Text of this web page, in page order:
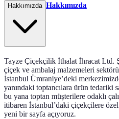
Hakkımızda Hakkımızda
Tayze Çiçekçilik İthalat İhracat Ltd.
çiçek ve ambalaj malzemeleri
İstanbul Ümraniye’deki
yanındaki toptancılara ürün tedariki
bu yana toptan müşterilere odaklı
itibaren İstanbul’daki çiçekçilere
yeni bir sayfa açıyoruz.